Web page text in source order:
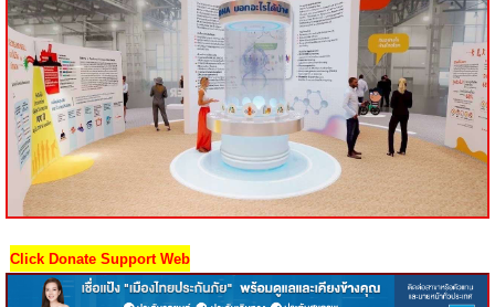
Click Donate Support Web